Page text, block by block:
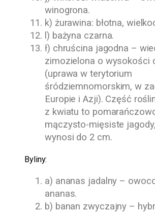
winogrona.
k) żurawina: błotna,
l) bażyna czarna.
ł) chruścina jagodna –
zimozielona o wysokości
(uprawa w terytorium
śródziemnomorskim, w
Europie i Azji). Część
z kwiatu to
mączysto-mięsiste
wynosi do 2 cm.
Byliny:
a) ananas jadalny –
ananas.
b) banan zwyczajny –